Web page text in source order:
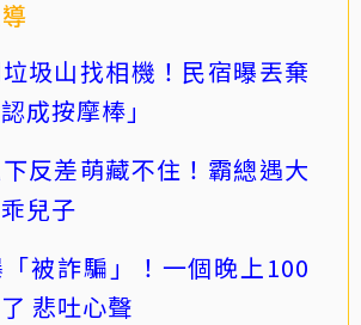
圾山找相機！民宿曝丟棄
成按摩棒」
反差萌藏不住！霸總遇大
兒子
被詐騙」！一個晚上100
悲吐心聲